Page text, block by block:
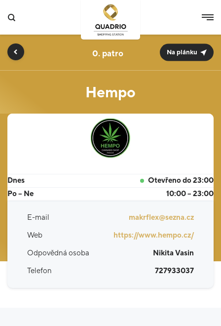
Hempo
0. Na plánku
Dnes
Otevřeno do 23:00
Po – Ne
10:00 – 23:00
E-mail
makrflex@sezna.cz
Web
https://www.hempo.cz/
Odpovědná osoba
Nikita Vasin
Telefon
727933037